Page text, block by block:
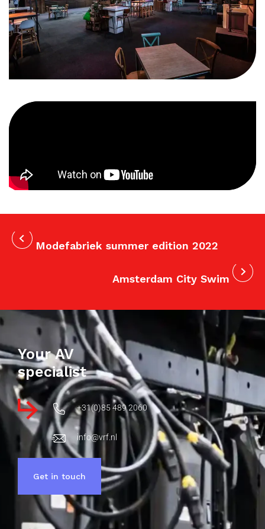
Modefabriek summer edition 2022
Amsterdam City Swim
Your AV
specialist
+31(0)85 489 2060
info@vrf.nl
Get in touch